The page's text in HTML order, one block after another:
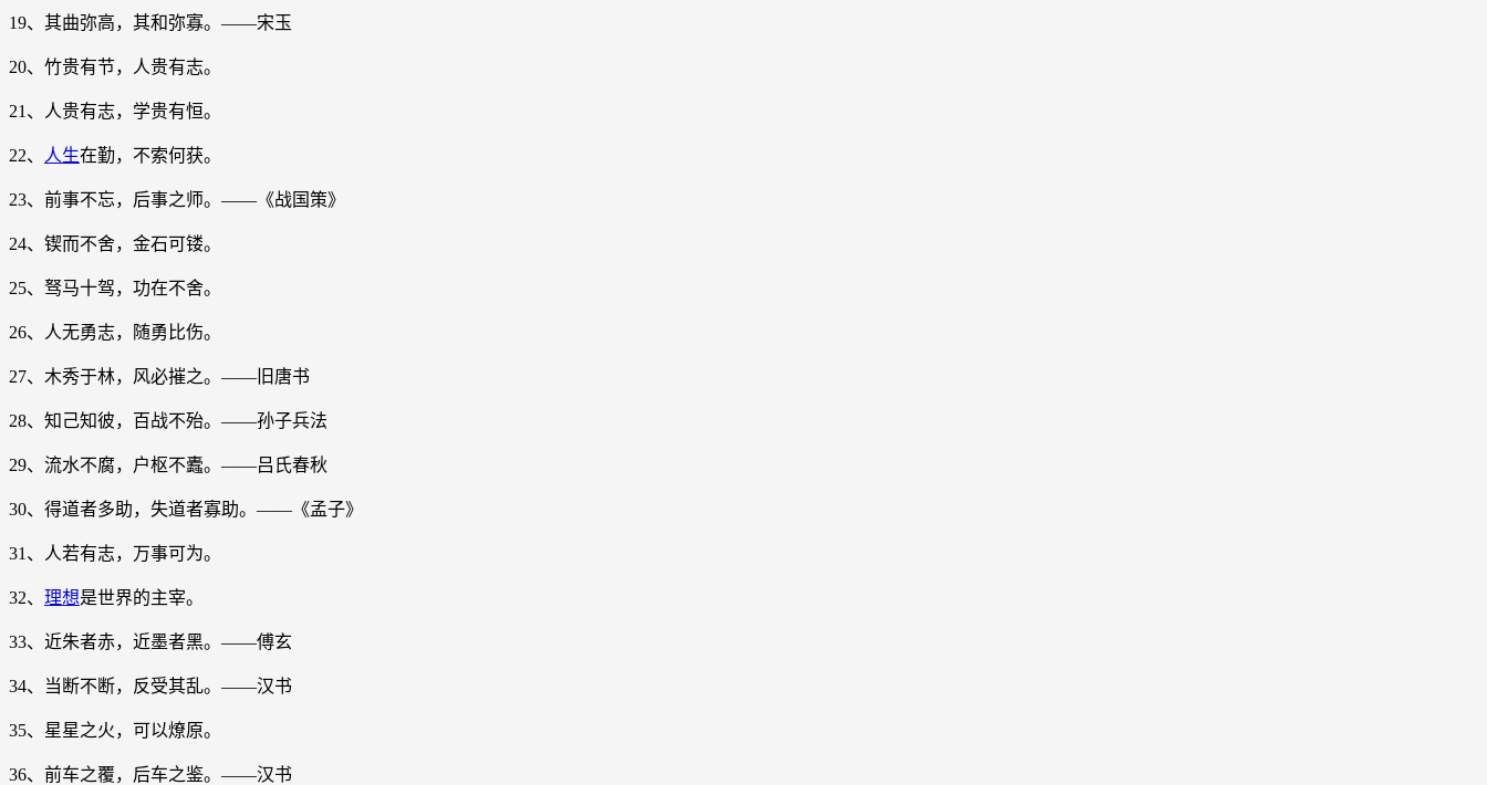
19、其曲弥高，其和弥寡。——宋玉
20、竹贵有节，人贵有志。
21、人贵有志，学贵有恒。
22、 人生在勤，不索何获。
23、前事不忘，后事之师。——《战国策》
24、锲而不舍，金石可镂。
25、驽马十驾，功在不舍。
26、人无勇志，随勇比伤。
27、木秀于林，风必摧之。——旧唐书
28、知己知彼，百战不殆。——孙子兵法
29、流水不腐，户枢不蠹。——吕氏春秋
30、得道者多助，失道者寡助。——《孟子》
31、人若有志，万事可为。
32、 理想是世界的主宰。
33、近朱者赤，近墨者黑。——傅玄
34、当断不断，反受其乱。——汉书
35、星星之火，可以燎原。
36、前车之覆，后车之鉴。——汉书